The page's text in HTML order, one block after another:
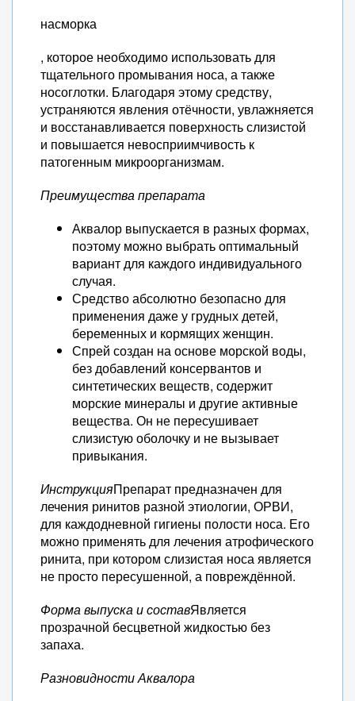
насморка
, которое необходимо использовать для
тщательного промывания носа, а также
носоглотки. Благодаря этому средству,
устраняются явления отёчности, увлажняется
и восстанавливается поверхность слизистой
и повышается невосприимчивость к
патогенным микроорганизмам.
Преимущества препарата
Аквалор выпускается в разных формах,
поэтому можно выбрать оптимальный
вариант для каждого индивидуального
случая.
Средство абсолютно безопасно для
применения даже у грудных детей,
беременных и кормящих женщин.
Спрей создан на основе морской воды,
без добавлений консервантов и
синтетических веществ, содержит
морские минералы и другие активные
вещества. Он не пересушивает
слизистую оболочку и не вызывает
привыкания.
ИнструкцияПрепарат предназначен для
лечения ринитов разной этиологии, ОРВИ,
для каждодневной гигиены полости носа. Его
можно применять для лечения атрофического
ринита, при котором слизистая носа является
не просто пересушенной, а повреждённой.
Форма выпуска и составЯвляется
прозрачной бесцветной жидкостью без
запаха.
Разновидности Аквалора